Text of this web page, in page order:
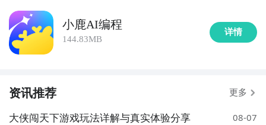
小鹿AI编程
144.83MB
详情
资讯推荐 更多
大侠闯天下游戏玩法详解与真实体验分享 08-07